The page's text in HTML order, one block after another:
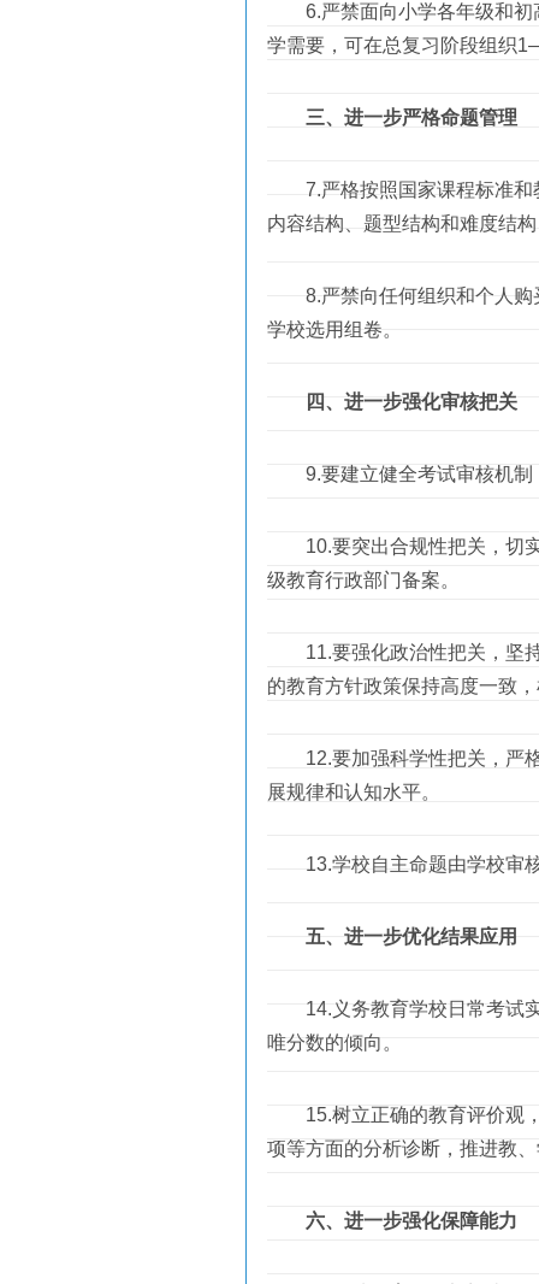
6.严禁面向小学各年级和初
学需要，可在总复习阶段组织
三、进一步严格命题管理
7.严格按照国家课程标准和
内容结构、题型结构和难度结
8.严禁向任何组织和个人购
学校选用组卷。
四、进一步强化审核把关
9.要建立健全考试审核机制
10.要突出合规性把关，切实
级教育行政部门备案。
11.要强化政治性把关，坚持
的教育方针政策保持高度一致
12.要加强科学性把关，严格
展规律和认知水平。
13.学校自主命题由学校审核
五、进一步优化结果应用
14.义务教育学校日常考试实
唯分数的倾向。
15.树立正确的教育评价观，
项等方面的分析诊断，推进教
六、进一步强化保障能力